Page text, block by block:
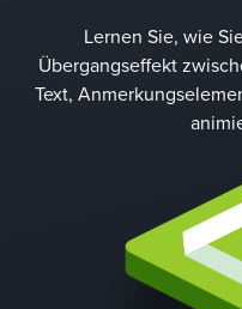
Lernen Sie, wie
Übergangseffekt
Text,